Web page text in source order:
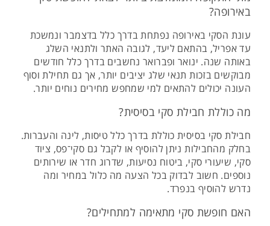
באירופה?
עונת הסקי באירופה נפתחת בדרך כלל בדצמבר ונמשכת
עד אפריל, בהתאם ליעד, לגובה האתר ולתנאי השלג
באותה שנה. ינואר ופברואר נחשבים בדרך כלל חודשים
מבוקשים בזכות תנאי שלג יציבים יותר, אך גם תחילת וסוף
העונה יכולים להתאים למי שמחפש מחירים נוחים יותר.
מה כוללת חבילת סקי בסיסית?
חבילת סקי בסיסית כוללת בדרך כלל טיסות, לינה והעברות.
בחלק מהחבילות ניתן להוסיף או לקבל גם סקי־פס, ציוד
סקי, שיעורי סקי, ביטוח נסיעות, שדרוג חדר או שירותים
נוספים. חשוב לבדוק בכל הצעה מה כלול במחיר ומה
נדרש להוסיף בנפרד.
האם חופשת סקי מתאימה למתחילים?